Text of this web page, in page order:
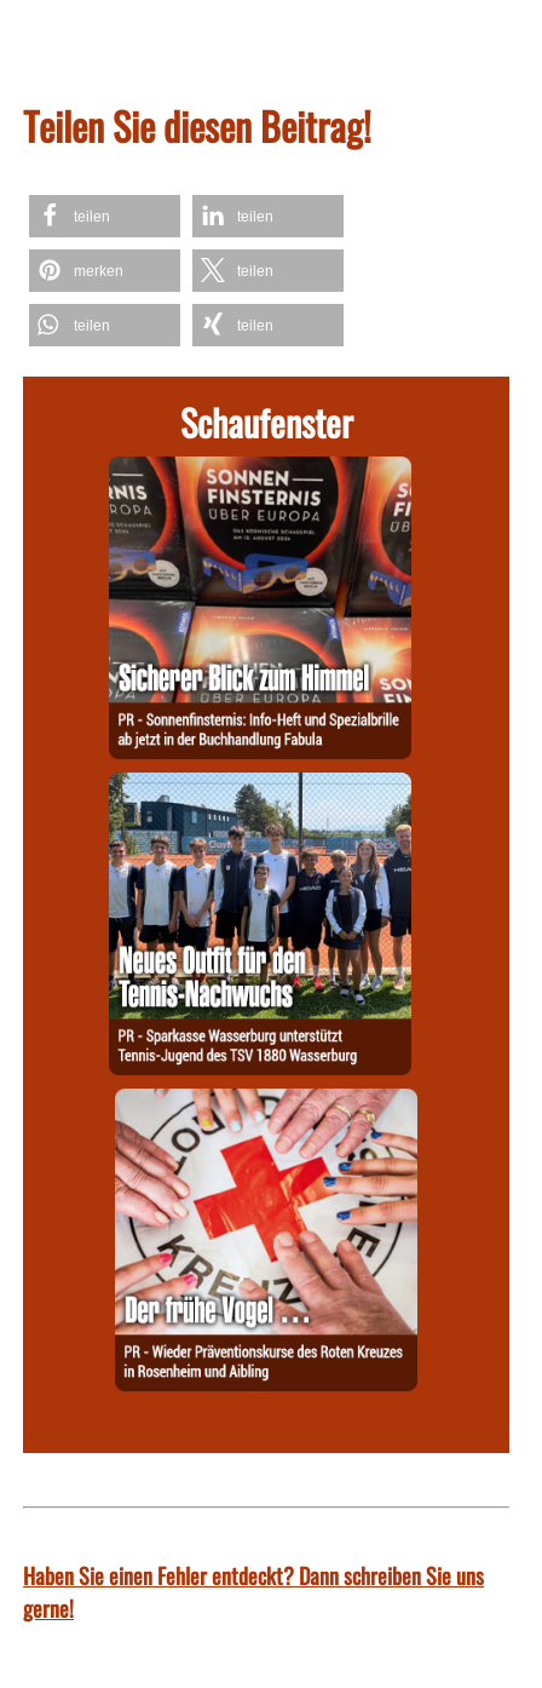
Teilen Sie diesen Beitrag!
teilen teilen
merken teilen
teilen teilen
Schaufenster
Haben Sie einen Fehler entdeckt? Dann schreiben Sie uns
gerne!